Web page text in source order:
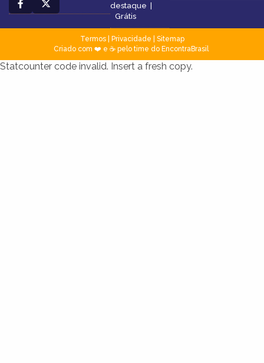
destaque
Grátis
Termos| Privacidade
Sitemap
Criado com ❤️ e ☕ pelo time do EncontraBrasil
Statcounter code invalid. Insert a fresh copy.